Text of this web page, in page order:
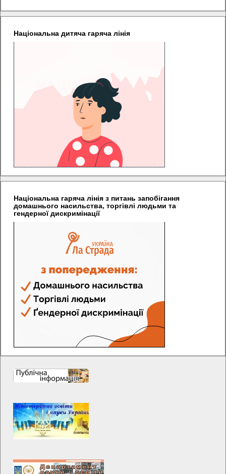
Національна дитяча гаряча лінія
Національна гаряча лінія з питань запобігання
домашнього насильства, торгівлі людьми та
гендерної дискримінації